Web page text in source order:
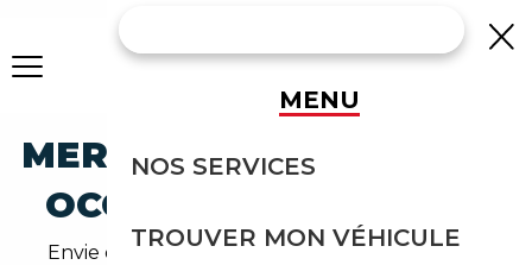
MERCEDES-BENZ ML-500
OCCASION EN IMPORT
Envie d'acheter une ml-500 au meilleur prix ?
MENU
NOS SERVICES
TROUVER MON VÉHICULE